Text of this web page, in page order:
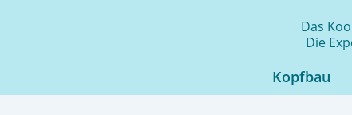
Das
Die
Kopfbau